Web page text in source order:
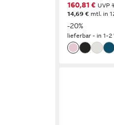
160,81 € UVP
14,69 € mtl. in
-20%
lieferbar - in 1-2